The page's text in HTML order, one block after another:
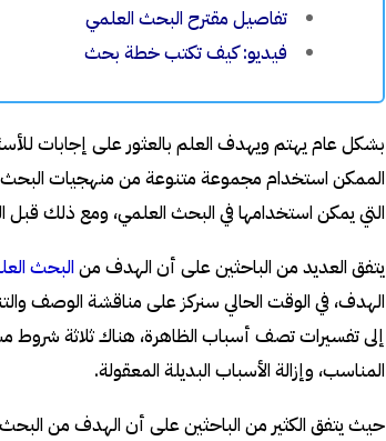
تفاصيل مقترح البحث العلمي
فيديو: كيف تكتب خطة بحث
بشكل عام يهتم ويهدف العلم بالعثور على إجابات
الممكن استخدام مجموعة متنوعة من منهجيات البحث
التي يمكن استخدامها في البحث العلمي، ومع ذلك قبل
يتفق العديد من الباحثين على أن الهدف من البحث
الهدف، في الوقت الحالي سنركز على مناقشة الوصف
إلى تفسيرات تصف أسباب الظاهرة، هناك ثلاثة شروط
المناسب، وإزالة الأسباب البديلة المعقولة.
حيث يتفق الكثير من الباحثين على أن الهدف من